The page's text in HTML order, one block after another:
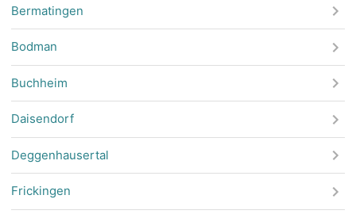
Abzw. Waldhof, Herdwangen-Schönach
Schwende, Herdwangen-Schönach
Wälde, Owingen
Hohenbodman Happenmühle, Owingen
Alle Haltestellen
Bermatingen
Bodman
Buchheim
Daisendorf
Deggenhausertal
Frickingen